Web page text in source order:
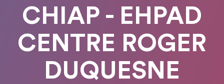
CHIAP - EHPAD
CENTRE ROGER
DUQUESNE